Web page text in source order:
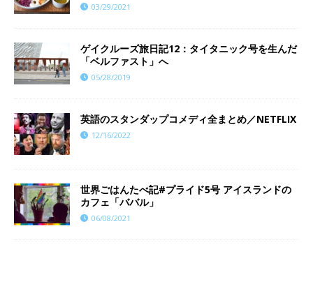
03/29/2021
ゲイクルーズ旅日記12：タイタニック号を生んだ
「ベルファスト」へ
05/28/2019
英語のスタンダップコメディ全まとめ／NETFLIX
12/16/2022
世界ごはんたべ記#プライド5号 アイスランドの
カフェ「ババル」
06/08/2021